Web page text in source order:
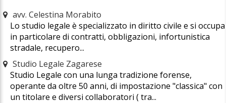
avv. Celestina Morabito
Lo studio legale è specializzato in diritto civile e si occupa
in particolare di contratti, obbligazioni, infortunistica
stradale, recupero...
Studio Legale Zagarese
Studio Legale con una lunga tradizione forense,
operante da oltre 50 anni, di impostazione "classica" con
un titolare e diversi collaboratori ( tra...